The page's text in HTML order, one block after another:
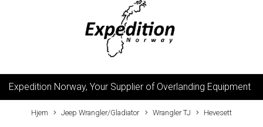
Expedition Norway, Your Supplier of Overlanding Equipment
Hjem Jeep Wrangler/Gladiator Wrangler TJ Hevesett